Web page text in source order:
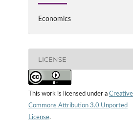
Economics
LICENSE
This work is licensed under a Creative
Commons Attribution 3.0 Unported
License.